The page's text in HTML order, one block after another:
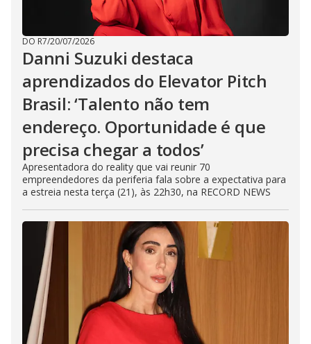
DO R7/20/07/2026
Danni Suzuki destaca
aprendizados do Elevator Pitch
Brasil: ‘Talento não tem
endereço. Oportunidade é que
precisa chegar a todos’
Apresentadora do reality que vai reunir 70
empreendedores da periferia fala sobre a expectativa para
a estreia nesta terça (21), às 22h30, na RECORD NEWS